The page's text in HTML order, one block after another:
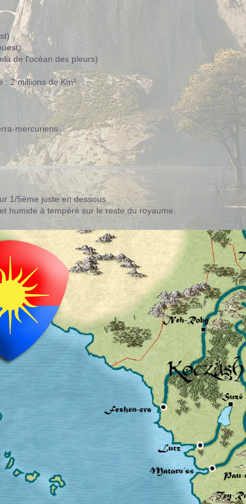
de l'océan des pleurs)
: 2 millions de Km²
mercuriens
1/5ème juste en dessous
humide à tempéré sur le reste du royaume.